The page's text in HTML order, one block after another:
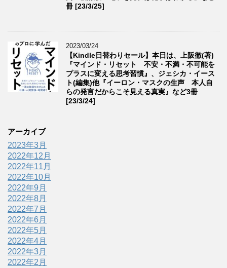
冊 [23/3/25]
2023/03/24
【Kindle日替わりセール】本日は、上阪徹(著)
『マインド・リセット 不安・不満・不可能を
プラスに変える思考習慣』、ジェシカ・イース
ト(編集)他『イーロン・マスクの生声 本人自
らの発言だからこそ見える真実』など3冊
[23/3/24]
アーカイブ
2023年3月
2022年12月
2022年11月
2022年10月
2022年9月
2022年8月
2022年7月
2022年6月
2022年5月
2022年4月
2022年3月
2022年2月